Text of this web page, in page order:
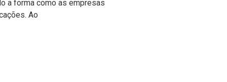
a forma como as empresas
Ao